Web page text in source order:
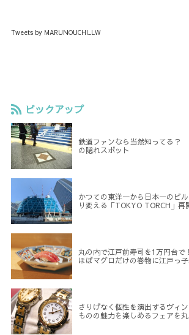
Tweets by MARUNOUCHI_LW
ピックアップ
鉄道ファンなら当然知ってる？
の隠れスポット
かつての東洋一から日本一のビ
り変える「TOKYO TORCH」再
丸の内で江戸前寿司を1万円台で
ほぼマグロだけの巻物に江戸っ
さりげなく個性を演出するヴィ
ものの魅力を楽しめるフェアを